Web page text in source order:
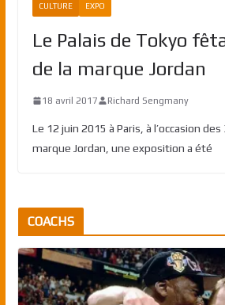
CULTURE EXPO
Le Palais de Tokyo
de la marque Jordan
18 avril 2017 Richard Sengmany
Le 12 juin 2015 à Paris, à l’occasion
marque Jordan, une exposition a été
COACHS